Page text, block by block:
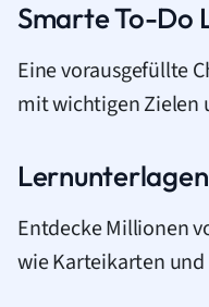
Smarte To-Do
Eine vorausgefüllte
mit wichtigen Zielen
Lernunterlagen
Entdecke Millionen
wie Karteikarten